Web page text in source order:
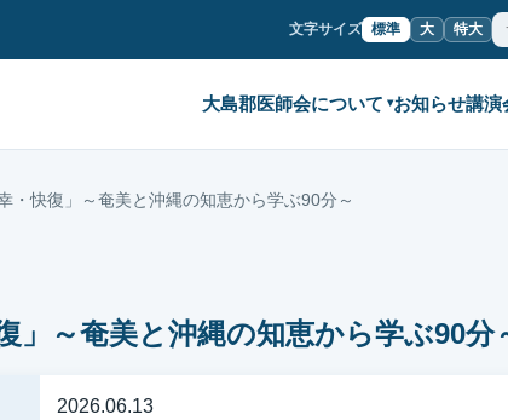
文字サイズ 標準 大 特大
大島郡医師会について ▾お知らせ講演
・快復」～奄美と沖縄の知恵から学ぶ90分～
」～奄美と沖縄の知恵から学ぶ90分
2026.06.13